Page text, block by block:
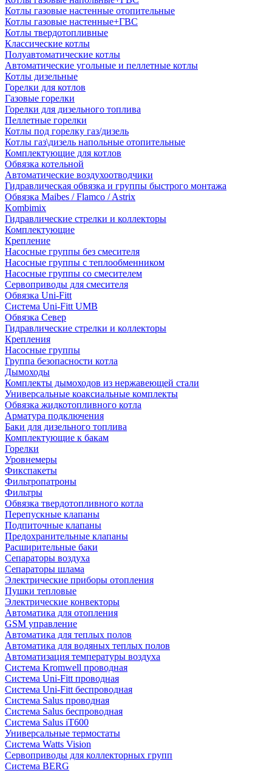
Котлы газовые настенные отопительные
Котлы газовые настенные+ГВС
Котлы твердотопливные
Классические котлы
Полуавтоматические котлы
Автоматические угольные и пеллетные котлы
Котлы дизельные
Горелки для котлов
Газовые горелки
Горелки для дизельного топлива
Пеллетные горелки
Котлы под горелку газ/дизель
Котлы газ\дизель напольные отопительные
Комплектующие для котлов
Обвязка котельной
Автоматические воздухоотводчики
Гидравлическая обвязка и группы быстрого монтажа
Обвязка Maibes / Flamco / Astrix
Kombimix
Гидравлические стрелки и коллекторы
Комплектующие
Крепление
Насосные группы без смесителя
Насосные группы с теплообменником
Насосные группы со смесителем
Сервоприводы для смесителя
Обвязка Uni-Fitt
Система Uni-Fitt UMB
Обвязка Север
Гидравлические стрелки и коллекторы
Крепления
Насосные группы
Группа безопасности котла
Дымоходы
Комплекты дымоходов из нержавеющей стали
Универсальные коаксиальные комплекты
Обвязка жидкотопливного котла
Арматура подключения
Баки для дизельного топлива
Комплектующие к бакам
Горелки
Уровнемеры
Фикспакеты
Фильтропатроны
Фильтры
Обвязка твердотопливного котла
Перепускные клапаны
Подпиточные клапаны
Предохранительные клапаны
Расширительные баки
Сепараторы воздуха
Сепараторы шлама
Электрические приборы отопления
Пушки тепловые
Электрические конвекторы
Автоматика для отопления
GSM управление
Автоматика для теплых полов
Автоматика для водяных теплых полов
Автоматизация температуры воздуха
Система Kromwell проводная
Система Uni-Fitt проводная
Система Uni-Fitt беспроводная
Система Salus проводная
Система Salus беспроводная
Система Salus iT600
Универсальные термостаты
Система Watts Vision
Сервоприводы для коллекторных групп
Система BERG